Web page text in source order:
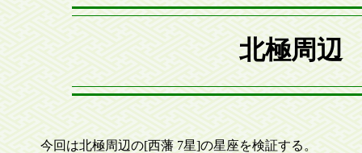
北極周辺
今回は北極周辺の[西藩 7星]の星座を検証する。